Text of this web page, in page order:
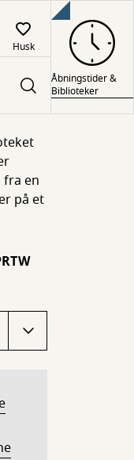
Husk
Åbningstider &
Biblioteker
fra en
på et
RTW